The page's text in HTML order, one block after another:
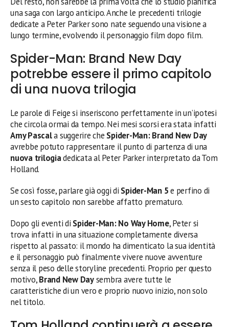
una saga con largo anticipo. Anche le precedenti trilogie
dedicate a Peter Parker sono nate seguendo una visione a
lungo termine, evolvendo il personaggio film dopo film.
Spider-Man: Brand New Day
potrebbe essere il primo capitolo
di una nuova trilogia
Le parole di Feige si inseriscono perfettamente in un’ipotesi
che circola ormai da tempo. Nei mesi scorsi era stata infatti
Amy Pascala suggerire che Spider-Man: Brand New Day
avrebbe potuto rappresentare il punto di partenza di una
nuova trilogiadedicata al Peter Parker interpretato da Tom
Holland.
Se così fosse, parlare già oggi di Spider-Man 5e perfino di
un sesto capitolo non sarebbe affatto prematuro.
Dopo gli eventi di Spider-Man: No Way Home, Peter si
trova infatti in una situazione completamente diversa
rispetto al passato: il mondo ha dimenticato la sua identità
e il personaggio può finalmente vivere nuove avventure
senza il peso delle storyline precedenti. Proprio per questo
motivo,Brand New Daysembra avere tutte le
caratteristiche di un vero e proprio nuovo inizio, non solo
nel titolo.